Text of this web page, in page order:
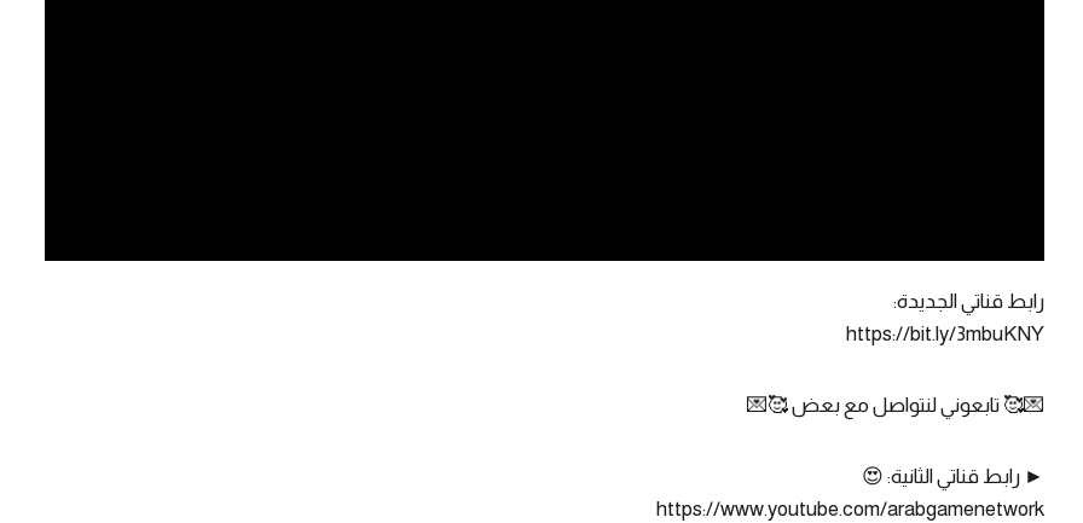
رابط قناتي الجديدة:
https://bit.ly/3mbuKNY
💌🥰 تابعوني لنتواصل مع بعض 🥰💌
► رابط قناتي الثانية: 😍
https://www.youtube.com/arabgamenetwork